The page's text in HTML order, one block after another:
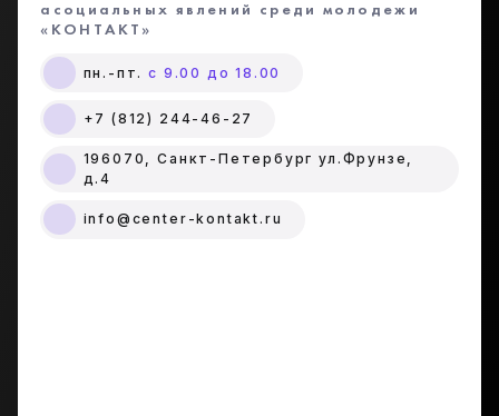
асоциальных явлений среди молодежи
«КОНТАКТ»
пн.-пт.с 9.00 до 18.00
+7 (812) 244-46-27
196070, Санкт-Петербург ул.Фрунзе,
д.4
info@center-kontakt.ru